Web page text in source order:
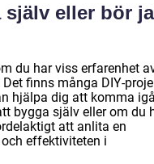
själv eller bör
du har viss erfarenhet
finns många DIY-
hjälpa dig att komma
bygga själv eller om du
att anlita en
effektiviteten i